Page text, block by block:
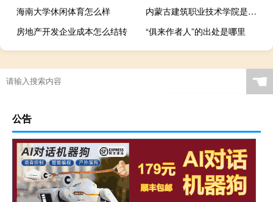
海南大学休闲体育怎么样
内蒙古建筑职业技术学院是民办还是公办
房地产开发企业成本怎么结转
“俱来作者人”的出处是哪里
☚
公告